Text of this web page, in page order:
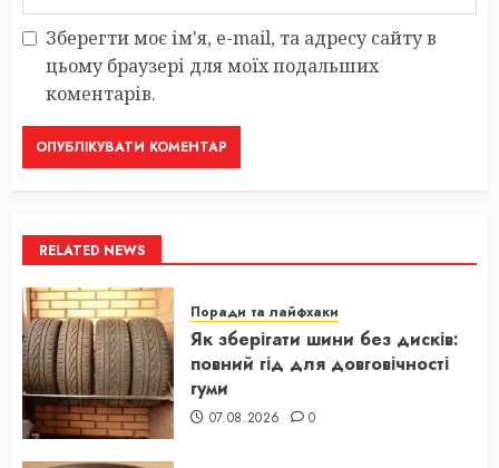
Зберегти моє ім'я, e-mail, та адресу сайту в
цьому браузері для моїх подальших
коментарів.
RELATED NEWS
Поради та лайфхаки
Як зберігати шини без дисків:
повний гід для довговічності
гуми
07.08.2026 0